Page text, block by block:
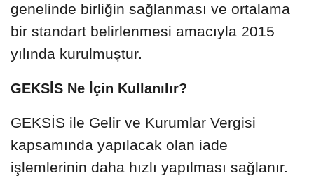
genelinde birliğin sağlanması ve ortalama
bir standart belirlenmesi amacıyla 2015
yılında kurulmuştur.
GEKSİS Ne İçin Kullanılır?
GEKSİS ile Gelir ve Kurumlar Vergisi
kapsamında yapılacak olan iade
işlemlerinin daha hızlı yapılması sağlanır.